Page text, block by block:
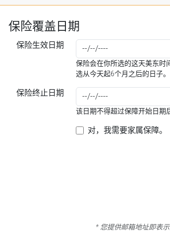
保险覆盖日期
保险生效日期
保险会在你所选的这天美东时
选从今天起6个月之后的日子。
保险终止日期
该日期不得超过保障开始日期
对，我需要家属保障。
* 您提供邮箱地址即表